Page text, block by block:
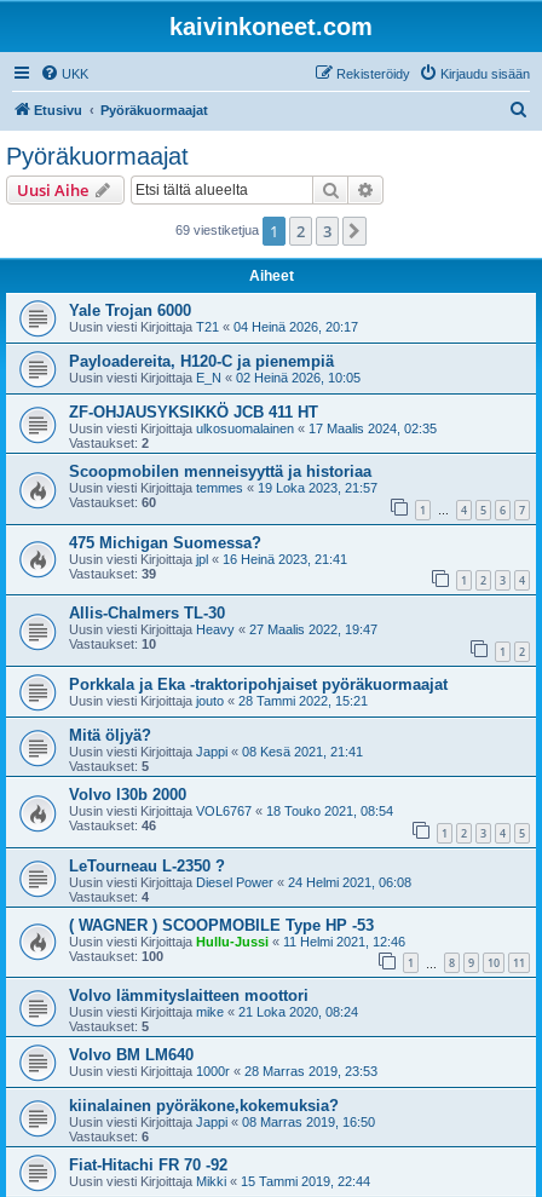
kaivinkoneet.com
UKK Kirjaudu sisään
Rekisteröidy
Etusivu Pyöräkuormaajat
Pyöräkuormaajat
Uusi Aihe Etsi
69 viestiketjua 1 2 3
Aiheet
Yale Trojan 6000
Uusin viesti Kirjoittaja T21 « 04 Heinä 2026, 20:17
Payloadereita, H120-C ja pienempiä
Uusin viesti Kirjoittaja E_N « 02 Heinä 2026, 10:05
ZF-OHJAUSYKSIKKÖ JCB 411 HT
Uusin viesti Kirjoittaja ulkosuomalainen « 17 Maalis 2024, 02:35
Vastaukset: 2
Scoopmobilen menneisyyttä ja historiaa
Uusin viesti Kirjoittaja temmes « 19 Loka 2023, 21:57
Vastaukset: 60 1 … 4 5 6 7
475 Michigan Suomessa?
Uusin viesti Kirjoittaja jpl « 16 Heinä 2023, 21:41
Vastaukset: 39 1 2 3 4
Allis-Chalmers TL-30
Uusin viesti Kirjoittaja Heavy « 27 Maalis 2022, 19:47
Vastaukset: 10 1 2
Porkkala ja Eka -traktoripohjaiset pyöräkuormaajat
Uusin viesti Kirjoittaja jouto « 28 Tammi 2022, 15:21
Mitä öljyä?
Uusin viesti Kirjoittaja Jappi « 08 Kesä 2021, 21:41
Vastaukset: 5
Volvo l30b 2000
Uusin viesti Kirjoittaja VOL6767 « 18 Touko 2021, 08:54
Vastaukset: 46 1 2 3 4 5
LeTourneau L-2350 ?
Uusin viesti Kirjoittaja Diesel Power « 24 Helmi 2021, 06:08
Vastaukset: 4
( WAGNER ) SCOOPMOBILE Type HP -53
Uusin viesti Kirjoittaja Hullu-Jussi « 11 Helmi 2021, 12:46
Vastaukset: 100 1 8 9 10 11
Volvo lämmityslaitteen moottori
Uusin viesti Kirjoittaja mike « 21 Loka 2020, 08:24
Vastaukset: 5
Volvo BM LM640
Uusin viesti Kirjoittaja 1000r « 28 Marras 2019, 23:53
kiinalainen pyöräkone,kokemuksia?
Uusin viesti Kirjoittaja Jappi « 08 Marras 2019, 16:50
Vastaukset: 6
Fiat-Hitachi FR 70 -92
Uusin viesti Kirjoittaja Mikki « 15 Tammi 2019, 22:44